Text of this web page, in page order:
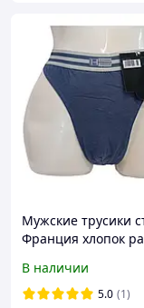
Мужские трусики
Франция хлопок
В наличии
5.0 (1)